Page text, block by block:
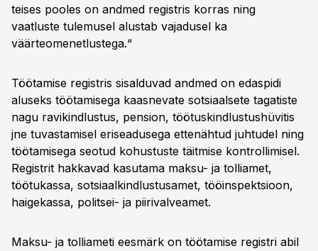
teises pooles on andmed registris korras ning
vaatluste tulemusel alustab vajadusel ka
väärteomenetlustega.“
Töötamise registris sisalduvad andmed on edaspidi
aluseks töötamisega kaasnevate sotsiaalsete tagatiste
nagu ravikindlustus, pension, töötuskindlustushüvitis
jne tuvastamisel eriseadusega ettenähtud juhtudel ning
töötamisega seotud kohustuste täitmise kontrollimisel.
Registrit hakkavad kasutama maksu- ja tolliamet,
töötukassa, sotsiaalkindlustusamet, tööinspektsioon,
haigekassa, politsei- ja piirivalveamet.
Maksu- ja tolliameti eesmärk on töötamise registri abil